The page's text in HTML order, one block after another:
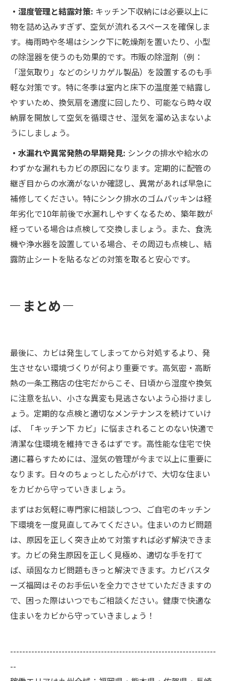
・湿度管理と結露対策: キッチン下収納には必要以上に
物を詰め込みすぎず、空気が流れるスペースを確保しま
す。梅雨時や冬場はシンク下に乾燥剤を置いたり、小型
の除湿器を使うのも効果的です。市販の除湿剤（例：
「湿気取り」などのシリカゲル製品）を設置するのも手
軽な対策です。特に冬季は室内と床下の温度差で結露し
やすいため、換気扇を適度に回したり、可能なら時々収
納扉を開放して空気を循環させ、湿気を溜め込まないよ
うにしましょう。
・水漏れや異常発熱の早期発見: シンクの排水や給水の
わずかな漏れもカビの原因になります。定期的に配管の
継ぎ目からの水滴がないか確認し、異常があれば早急に
補修してください。特にシンク排水のゴムパッキンは経
年劣化で10年前後で水漏れしやすくなるため、築年数が
経っている場合は点検して交換しましょう​。また、食洗
機や浄水器を設置している場合、その周辺も点検し、結
露防止シートを貼るなどの対策を取ると安心です。
まとめ
最後に、カビは発生してしまってから対処するより、発
生させない環境づくりが何より重要です。高気密・高断
熱の一条工務店の住宅だからこそ、日頃から湿度や換気
に注意を払い、小さな異変も見逃さないよう心掛けまし
ょう。定期的な点検と適切なメンテナンスを続けていけ
ば、「キッチン下 カビ」に悩まされることのない快適で
清潔な住環境を維持できるはずです。​高性能な住宅で快
適に暮らすためには、湿気の管理が今まで以上に重要に
なります。日々のちょっとした心がけで、大切な住まい
をカビから守っていきましょう。
まずはお気軽に専門家に相談しつつ、ご自宅のキッチン
下環境を一度見直してみてください。住まいのカビ問題
は、原因を正しく突き止めて対策すれば必ず解決できま
す。カビの発生原因を正しく見極め、適切な手を打て
ば、頑固なカビ問題もきっと解決できます。カビバスタ
ーズ福岡はそのお手伝いを全力でさせていただきますの
で、困った際はいつでもご相談ください。健康で快適な
住まいをカビから守っていきましょう！
--------------------------------------------------------------------
--